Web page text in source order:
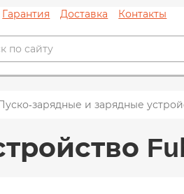
Гарантия Доставка Контакты
зарядные и зарядные